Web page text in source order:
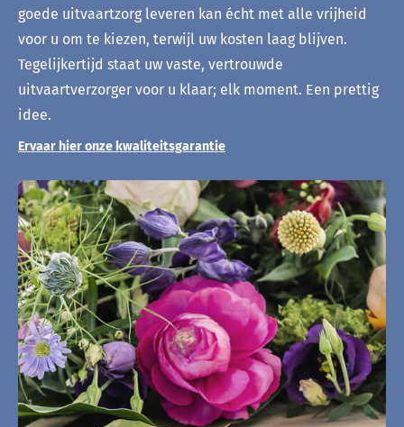
goede uitvaartzorg leveren kan écht met alle vrijheid
voor u om te kiezen, terwijl uw kosten laag blijven.
Tegelijkertijd staat uw vaste, vertrouwde
uitvaartverzorger voor u klaar; elk moment. Een prettig
idee.
Ervaar hier onze kwaliteitsgarantie